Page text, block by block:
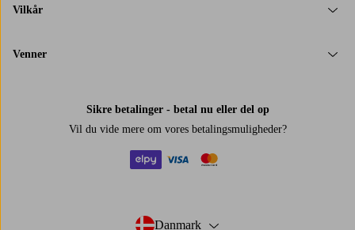
Vilkår
Venner
Sikre betalinger - betal nu eller del op
Vil du vide mere om vores betalingsmuligheder?
Danmark